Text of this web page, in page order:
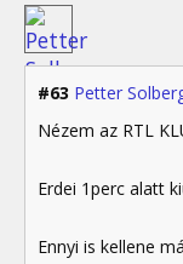
#63 Petter
Nézem az RTL
Erdei 1perc alatt
Ennyi is kellene